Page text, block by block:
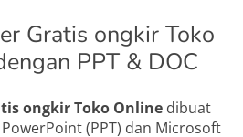
Gratis ongkir Toko
PPT & DOC
ongkir Toko Online dibuat
(PPT) dan Microsoft